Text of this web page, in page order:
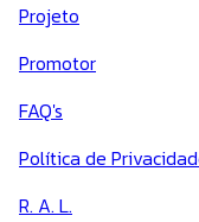
Projeto
Promotor
FAQ's
Política de
R. A. L.